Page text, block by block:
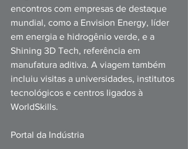
encontros com empresas de destaque
mundial, como a Envision Energy, líder
em energia e hidrogênio verde, e a
Shining 3D Tech, referência em
manufatura aditiva. A viagem também
incluiu visitas a universidades, institutos
tecnológicos e centros ligados à
WorldSkills.
Portal da Indústria